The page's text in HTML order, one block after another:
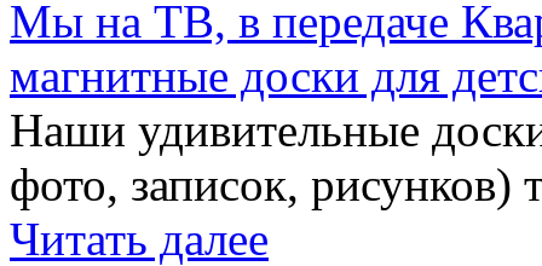
Мы на ТВ, в передаче
магнитные доски для
Наши удивительные
фото, записок,
Читать далее